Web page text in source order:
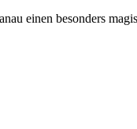
einen besonders